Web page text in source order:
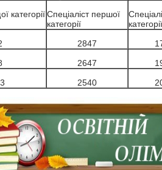
категорії Спеціаліст першої
категорії
категорії
2847
2647
2540